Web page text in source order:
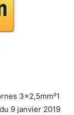
3×2,5mm²1
9 janvier 2019